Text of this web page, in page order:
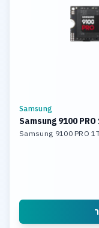
Samsung
Samsung 9100 PRO
Samsung 9100 PRO